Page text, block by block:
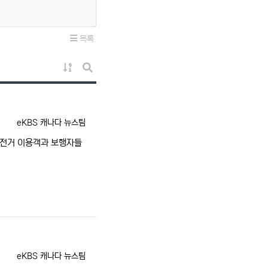
목록
게시물 정렬
게시판 검색
등록자
eKBS 캐나다 뉴스팀
거 이용객과 보행자들
등록자
eKBS 캐나다 뉴스팀